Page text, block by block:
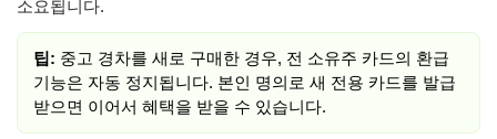
소요됩니다.
팁: 중고 경차를 새로 구매한 경우, 전 소유주 카드의 환급
기능은 자동 정지됩니다. 본인 명의로 새 전용 카드를 발급
받으면 이어서 혜택을 받을 수 있습니다.